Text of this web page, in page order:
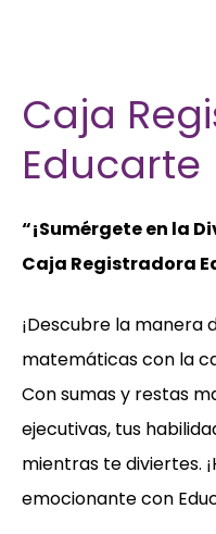
Caja
Educarte
“¡Sumérgete en la
Caja Registradora
¡Descubre la manera
matemáticas con la
Con sumas y restas
ejecutivas, tus
mientras te diviertes.
emocionante con